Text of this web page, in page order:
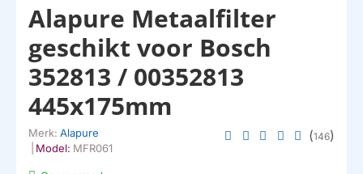
HUISMERK
Alapure Metaalfilter
geschikt voor Bosch
352813 / 00352813
445x175mm
Merk: Alapure
Model: MFR061
(146)